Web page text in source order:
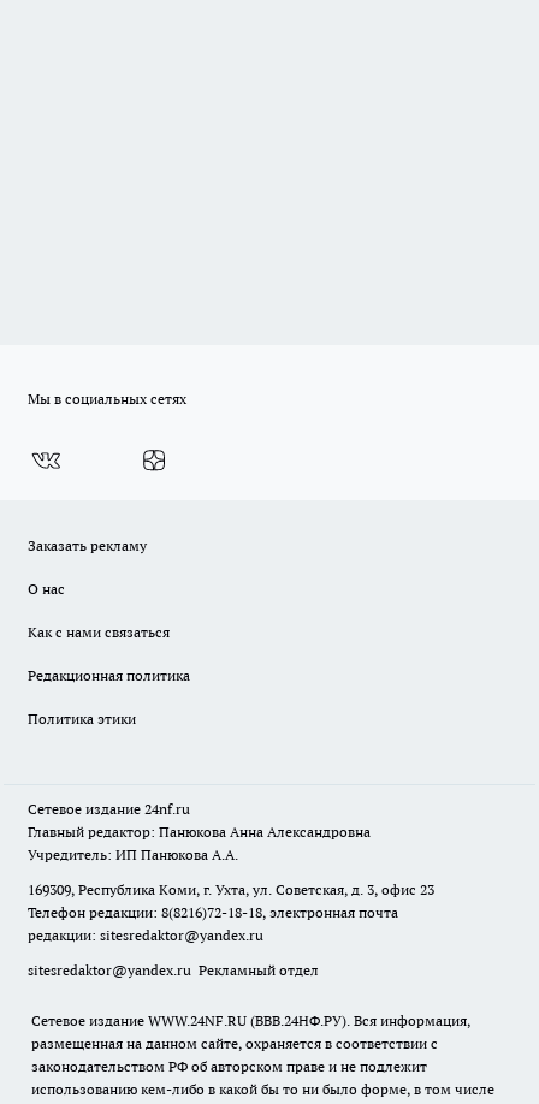
Мы в социальных сетях
Заказать рекламу
О нас
Как с нами связаться
Редакционная политика
Политика этики
Сетевое издание 24nf.ru
Главный редактор: Панюкова Анна Александровна
Учредитель: ИП Панюкова А.А.
169309, Республика Коми, г. Ухта, ул. Советская, д. 3, офис 23
Телефон редакции: 8(8216)72-18-18, электронная почта
редакции: sitesredaktor@yandex.ru
sitesredaktor@yandex.ru Рекламный отдел
Сетевое издание WWW.24NF.RU (ВВВ.24НФ.РУ). Вся информация,
размещенная на данном сайте, охраняется в соответствии с
законодательством РФ об авторском праве и не подлежит
использованию кем-либо в какой бы то ни было форме, в том числе